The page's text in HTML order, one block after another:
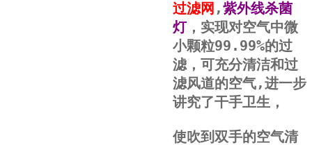
过滤网 ,紫外线杀菌
灯，实现对空气中微
小颗粒99.99%的过
滤，可充分清洁和过
滤风道的空气,进一步
讲究了干手卫生，
使吹到双手的空气清